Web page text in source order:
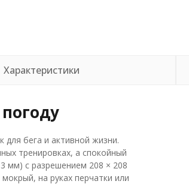
Характеристики
бега и активной жизни.
тренировках, а спокойный
мм) с разрешением 208 × 208
на руках перчатки или